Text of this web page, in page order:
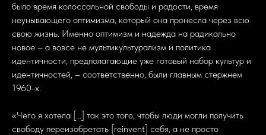
было время колоссальной свободы и радости, время
неунывающего оптимизма, который она пронесла через всю
свою жизнь. Именно оптимизм и надежда на радикально
новое – а вовсе не мультикультурализм и политика
идентичности, предполагающие уже готовый набор культур и
идентичностей, – соответственно, были главным стержнем
1960-х.
«Чего я хотела […] так это того, чтобы люди могли получить
свободу переизобретать [reinvent] себя, а не просто